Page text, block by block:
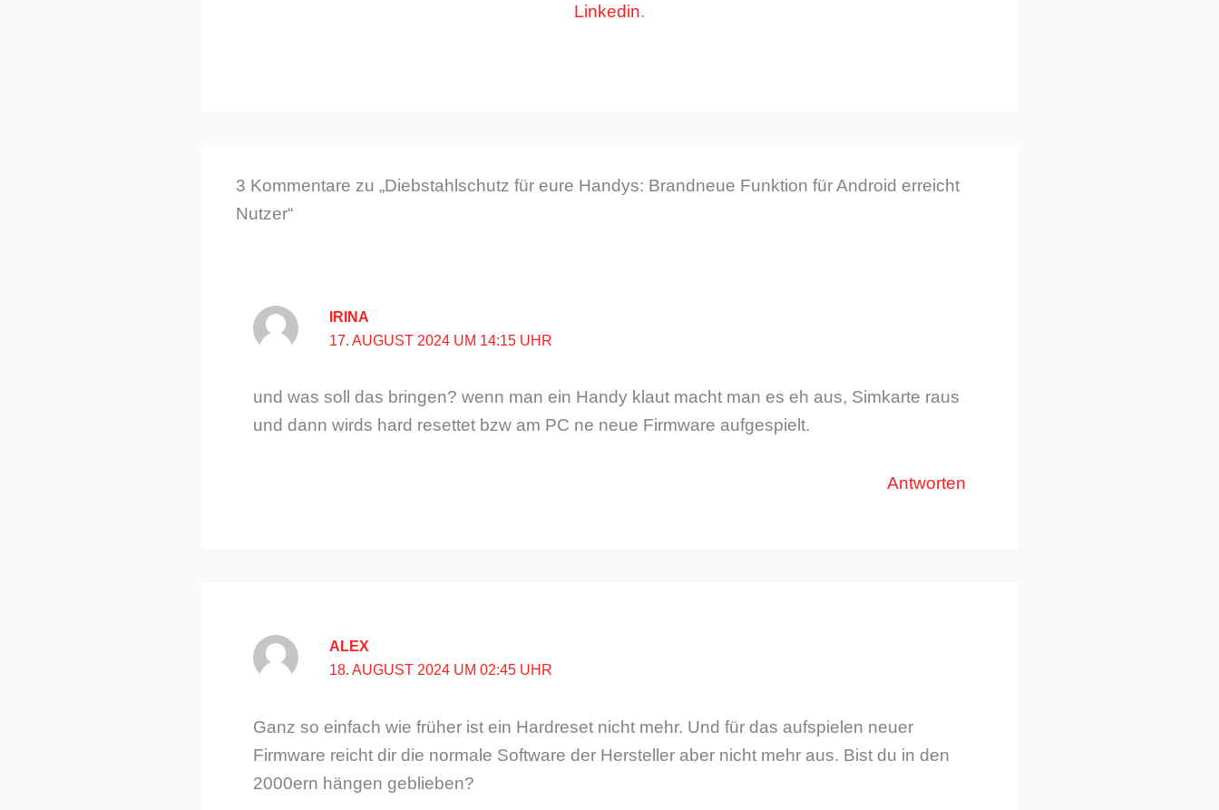
Linkedin.
3 Kommentare zu „Diebstahlschutz für eure Handys: Brandneue Funktion für Android erreicht
Nutzer“
IRINA
17. AUGUST 2024 UM 14:15 UHR
und was soll das bringen? wenn man ein Handy klaut macht man es eh aus, Simkarte raus
und dann wirds hard resettet bzw am PC ne neue Firmware aufgespielt.
Antworten
ALEX
18. AUGUST 2024 UM 02:45 UHR
Ganz so einfach wie früher ist ein Hardreset nicht mehr. Und für das aufspielen neuer
Firmware reicht dir die normale Software der Hersteller aber nicht mehr aus. Bist du in den
2000ern hängen geblieben?